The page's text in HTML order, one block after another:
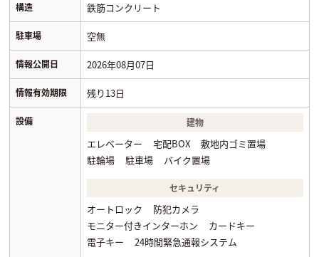
構造 鉄筋コンクリート
駐車場 空無
情報公開日 2026年08月07日
情報有効期限 残り13日
設備 建物
エレベーター 宅配BOX
敷地内ゴミ置場
駐輪場
駐車場 バイク置場
セキュリティ
オートロック
防犯カメラ
モニター付きインターホン
カードキー
電子キー
24時間緊急通報システム